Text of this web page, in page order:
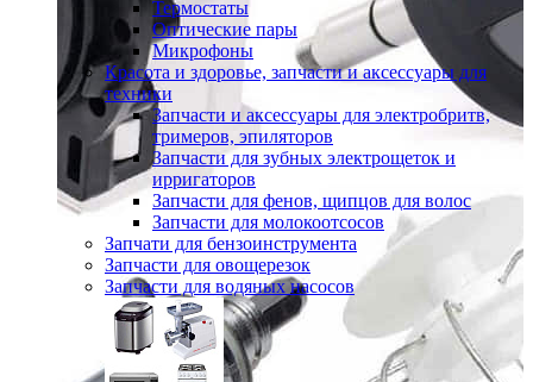
Термостаты
Оптические пары
Микрофоны
Красота и здоровье, запчасти и аксессуары для
техники
Запчасти и аксессуары для электробритв,
тримеров, эпиляторов
Запчасти для зубных электрощеток и
ирригаторов
Запчасти для фенов, щипцов для волос
Запчасти для молокоотсосов
Запчати для бензоинструмента
Запчасти для овощерезок
Запчасти для водяных насосов